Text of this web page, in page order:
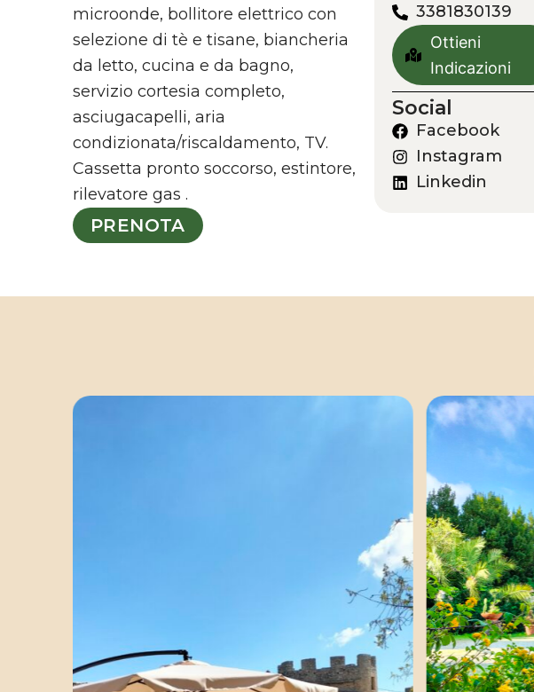
microonde, bollitore elettrico con
selezione di tè e tisane, biancheria
da letto, cucina e da bagno,
servizio cortesia completo,
asciugacapelli, aria
condizionata/riscaldamento, TV.
Cassetta pronto soccorso, estintore,
rilevatore gas .
PRENOTA
3381830139
Ottieni
Indicazioni
Social
Facebook
Instagram
Linkedin